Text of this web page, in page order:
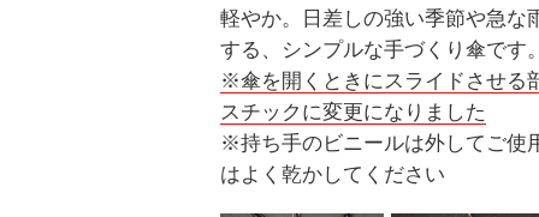
軽やか。日差しの強い季節や急な
する、シンプルな手づくり傘です
※傘を開くときにスライドさせる
スチックに変更になりました
※持ち手のビニールは外してご使
はよく乾かしてください